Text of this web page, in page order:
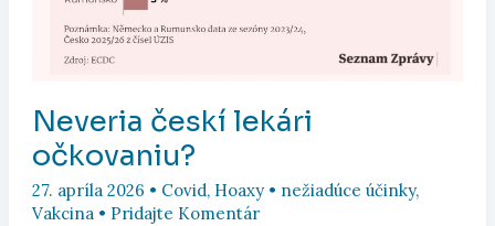
Neveria českí lekári
očkovaniu?
27. apríla 2026 • Covid, Hoaxy• nežiadúce účinky,
Vakcina• Pridajte Komentár